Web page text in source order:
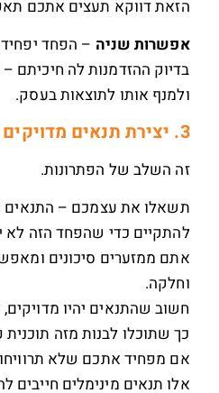
הזאת דווקא תעצים אתכם
אפשרות שניה– הפחד יפחיד
בדיוק ההזדמנות לה חיכיתם –
ולמנף אותו לתוצאות בעסק.
זה השלב של הפתרונות.
תשאלו את עצמכם – התנאים
להתקיים כדי שהפחד הזה לא
אתם ממזערים סיכונים
וחלקה.
חשוב שהתנאים יהיו מדויקים,
כך שתוכלו לבנות מזה תוכנית
אם מפחיד אתכם שלא
אלו תנאים מינימלים חייבים